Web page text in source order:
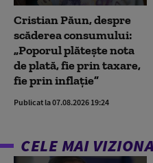
Cristian Păun, despre
scăderea consumului:
„Poporul plătește nota
de plată, fie prin taxare,
fie prin inflație”
Publicat la 07.08.2026 19:24
CELE MAI